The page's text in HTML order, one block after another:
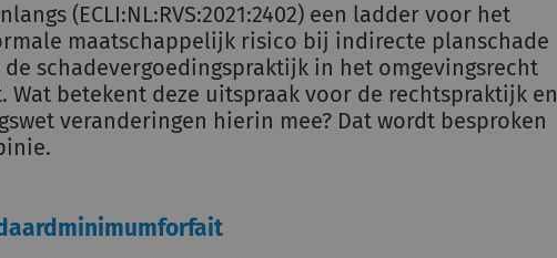
(ECLI:NL:RVS:2021:2402) een ladder voor het
maatschappelijk risico bij indirecte planschade
schadevergoedingspraktijk in het omgevingsrecht
Wat betekent deze uitspraak voor de rechtspraktijk en
veranderingen hierin mee? Dat wordt besproken